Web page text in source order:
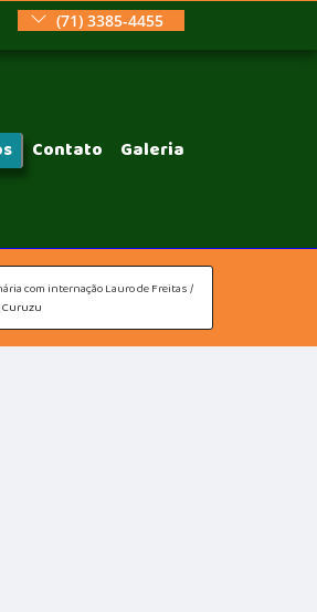
(71) 3385-4455
Contato Galeria
com internação Lauro de Freitas